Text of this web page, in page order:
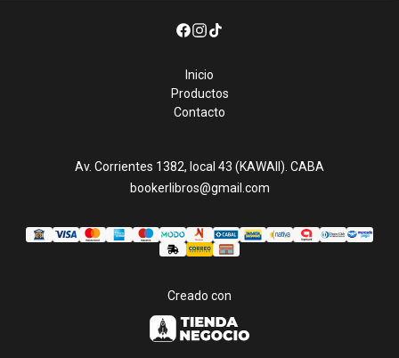
Inicio
Productos
Contacto
Av. Corrientes 1382, local 43 (KAWAII). CABA
bookerlibros@gmail.com
Creado con